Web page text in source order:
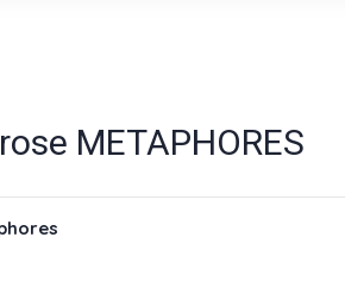
METAPHORES